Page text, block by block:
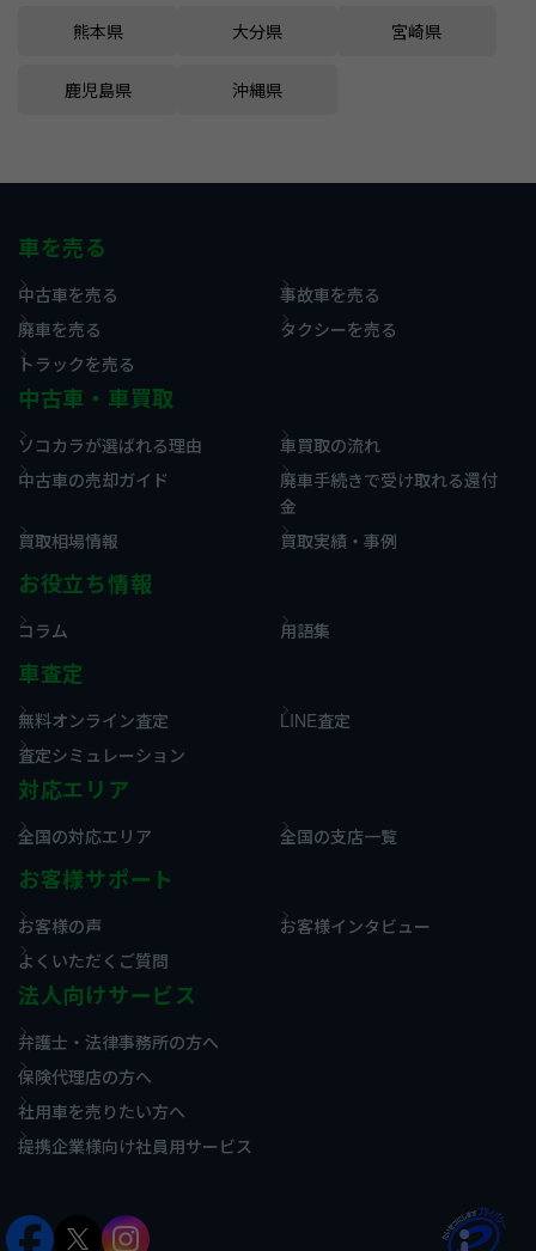
熊本県 大分県 宮崎県
鹿児島県 沖縄県
車を売る
中古車を売る
事故車を売る
廃車を売る
タクシーを売る
トラックを売る
中古車・車買取
ソコカラが選ばれる理由
車買取の流れ
中古車の売却ガイド
廃車手続きで受け取れる還付
金
買取相場情報
買取実績・事例
お役立ち情報
コラム 用語集
車査定
無料オンライン査定
LINE査定
査定シミュレーション
対応エリア
全国の対応エリア 全国の支店一覧
お客様サポート
お客様の声
お客様インタビュー
よくいただくご質問
法人向けサービス
弁護士・法律事務所の方へ
保険代理店の方へ
社用車を売りたい方へ
提携企業様向け社員用サービス